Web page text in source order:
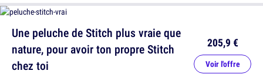
Une peluche de Stitch plus vraie que
nature, pour avoir ton propre Stitch
chez toi
205,9 €
Voir l'offre